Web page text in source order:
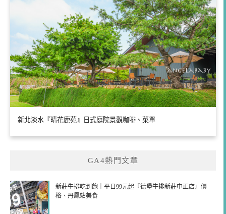
新北淡水『晴花鹿苑』日式庭院景觀咖啡、菜單
GA4熱門文章
新莊牛排吃到飽｜平日99元起『德堡牛排新莊中正店』價
格、丹鳳站美食